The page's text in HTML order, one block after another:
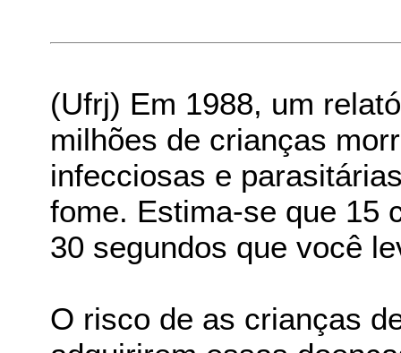
(Ufrj) Em 1988, um
milhões de crianças
infecciosas e
fome. Estima-se que 15
30 segundos que você
O risco de as crianças